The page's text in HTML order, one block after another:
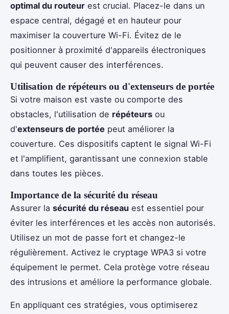
optimal du routeur est crucial. Placez-le dans un
espace central, dégagé et en hauteur pour
maximiser la couverture Wi-Fi. Évitez de le
positionner à proximité d'appareils électroniques
qui peuvent causer des interférences.
Utilisation de répéteurs ou d'extenseurs de portée
Si votre maison est vaste ou comporte des
obstacles, l'utilisation de répéteurs ou
d'extenseurs de portée peut améliorer la
couverture. Ces dispositifs captent le signal Wi-Fi
et l'amplifient, garantissant une connexion stable
dans toutes les pièces.
Importance de la sécurité du réseau
Assurer la sécurité du réseau est essentiel pour
éviter les interférences et les accès non autorisés.
Utilisez un mot de passe fort et changez-le
régulièrement. Activez le cryptage WPA3 si votre
équipement le permet. Cela protège votre réseau
des intrusions et améliore la performance globale.
En appliquant ces stratégies, vous optimiserez